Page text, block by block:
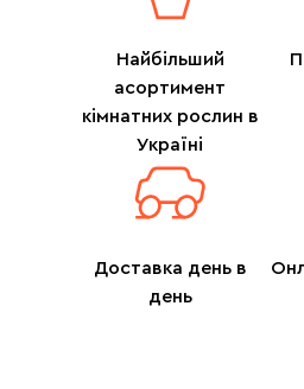
Найбільший
асортимент
кімнатних рослин в
Україні
Доставка день в
день